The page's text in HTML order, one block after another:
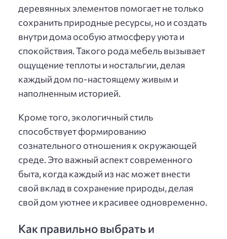
деревянных элементов помогает не только
сохранить природные ресурсы, но и создать
внутри дома особую атмосферу уюта и
спокойствия. Такого рода мебель вызывает
ощущение теплоты и ностальгии, делая
каждый дом по-настоящему живым и
наполненным историей.
Кроме того, экологичный стиль
способствует формированию
сознательного отношения к окружающей
среде. Это важный аспект современного
быта, когда каждый из нас может внести
свой вклад в сохранение природы, делая
свой дом уютнее и красивее одновременно.
Как правильно выбрать и